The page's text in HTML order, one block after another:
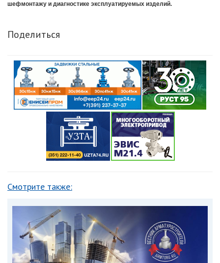
шефмонтажу и диагностике эксплуатируемых изделий.
Поделиться
Смотрите также: